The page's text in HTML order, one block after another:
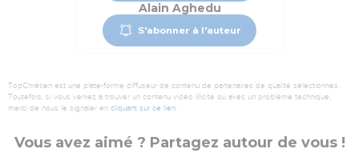
Alain Aghedu
S'abonner à l'auteur
TopChrétien est une plate-forme diffuseur de contenu de partenaires de qualité sélectionnés.
Toutefois, si vous veniez à trouver un contenu vidéo illicite ou avec un problème technique,
merci de nous le signaler en cliquant sur ce lien.
Vous avez aimé ? Partagez autour de vous !